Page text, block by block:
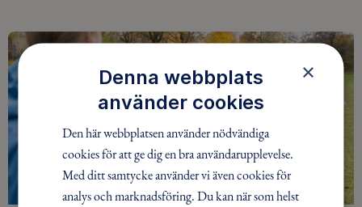
×
Denna webbplats
använder cookies
Den här webbplatsen använder nödvändiga
cookies för att ge dig en bra användarupplevelse.
Med ditt samtycke använder vi även cookies för
analys och marknadsföring. Du kan när som helst